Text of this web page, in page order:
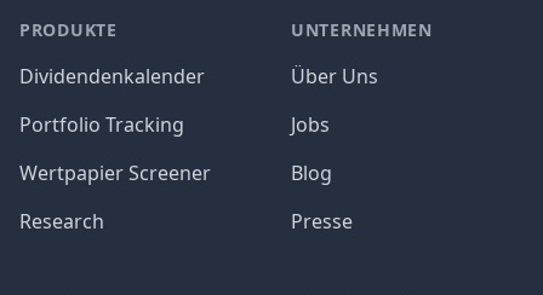
PRODUKTE
Dividendenkalender
Portfolio Tracking
Wertpapier Screener
Research
UNTERNEHMEN
Über Uns
Jobs
Blog
Presse